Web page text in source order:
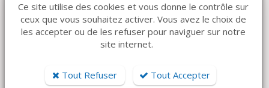
NOUVEAUTÉ
Ce site utilise des cookies et vous donne le contrôle sur
ceux que vous souhaitez activer. Vous avez le choix de
les accepter ou de les refuser pour naviguer sur notre
site internet.
Tout Refuser Tout Accepter